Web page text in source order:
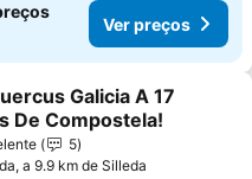
Ver preços
aos favoritos
Galicia A 17
De Compostela!
5
a 9.9 km de Silleda